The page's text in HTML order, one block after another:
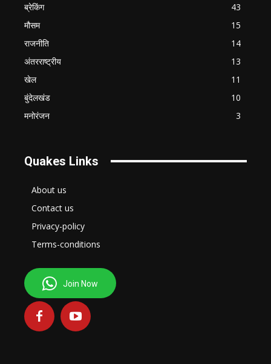
ब्रेकिंग
43
मौसम
15
राजनीति
14
अंतरराष्ट्रीय
13
खेल
11
बुंदेलखंड
10
मनोरंजन
3
Quakes Links
About us
Contact us
Privacy-policy
Terms-conditions
Join Now